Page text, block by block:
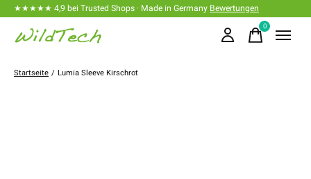
★★★★★ 4,9 bei Trusted Shops · Made in Germany Bewertungen
0items
Startseite / Lumia Sleeve Kirschrot